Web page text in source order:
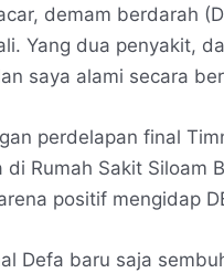
demam berdarah
Yang dua penyakit,
saya alami secara
perdelapan final
Rumah Sakit Siloam
positif mengidap
Defa baru saja